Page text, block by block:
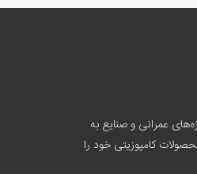
عمرانی و صنایع به
کامپوزیتی خود را